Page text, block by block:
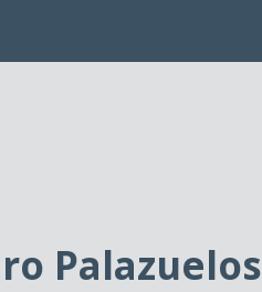
Palazuelos